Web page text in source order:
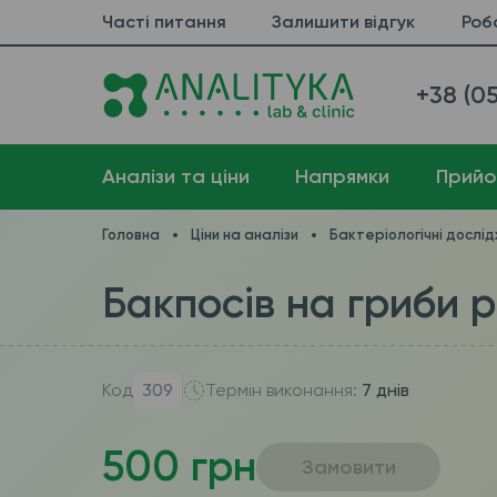
Часті питання Залишити відгук
+38
Аналізи та ціни Напрямки
Головна Ціни на аналізи Бактеріологічні
Бакпосів на гриби
Код 309 Термін виконання: 7 днів
500 грн Замовити